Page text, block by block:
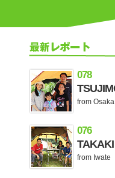
078
from Osaka
076
from Iwate